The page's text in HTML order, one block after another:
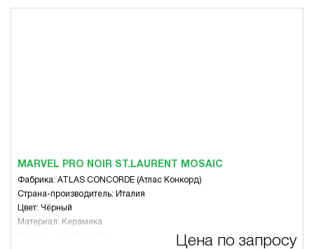
MARVEL PRO NOIR ST.LAURENT MOSAIC
Фабрика: ATLAS CONCORDE (Атлас Конкорд)
Страна-производитель: Италия
Цвет: Чёрный
Материал: Керамика
Цена по запросу